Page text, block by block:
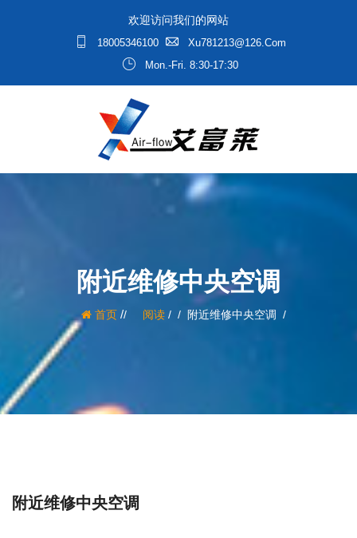
欢迎访问我们的网站
18005346100
Xu781213@126.com
Mon.-Fri. 8:30-17:30
附近维修中央空调
首页/ 阅读/ 附近维修中央空调
附近维修中央空调